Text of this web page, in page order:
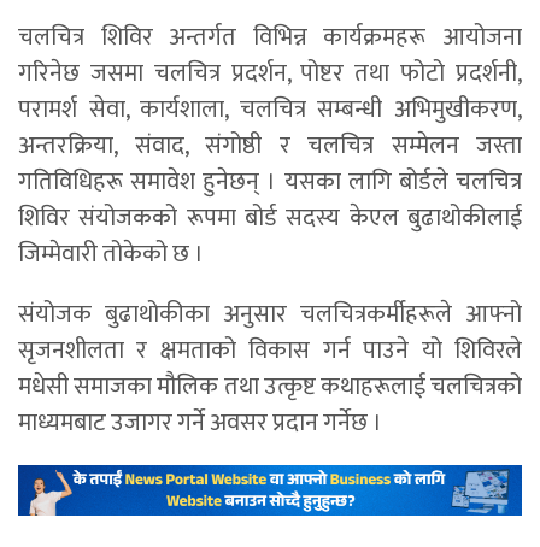
चलचित्र शिविर अन्तर्गत विभिन्न कार्यक्रमहरू आयोजना
गरिनेछ जसमा चलचित्र प्रदर्शन, पोष्टर तथा फोटो प्रदर्शनी,
परामर्श सेवा, कार्यशाला, चलचित्र सम्बन्धी अभिमुखीकरण,
अन्तरक्रिया, संवाद, संगोष्ठी र चलचित्र सम्मेलन जस्ता
गतिविधिहरू समावेश हुनेछन् । यसका लागि बोर्डले चलचित्र
शिविर संयोजकको रूपमा बोर्ड सदस्य केएल बुढाथोकीलाई
जिम्मेवारी तोकेको छ ।
संयोजक बुढाथोकीका अनुसार चलचित्रकर्मीहरूले आफ्नो
सृजनशीलता र क्षमताको विकास गर्न पाउने यो शिविरले
मधेसी समाजका मौलिक तथा उत्कृष्ट कथाहरूलाई चलचित्रको
माध्यमबाट उजागर गर्ने अवसर प्रदान गर्नेछ ।